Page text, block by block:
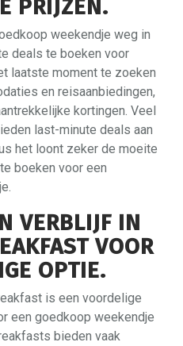
PRIJZEN.
weekendje weg in
deals te boeken voor
laatste moment te zoeken
en reisaanbiedingen,
kortingen. Veel
last-minute deals aan
het loont zeker de moeite
boeken voor een
VERBLIJF IN
VOOR
OPTIE.
is een voordelige
een goedkoop weekendje
bieden vaak